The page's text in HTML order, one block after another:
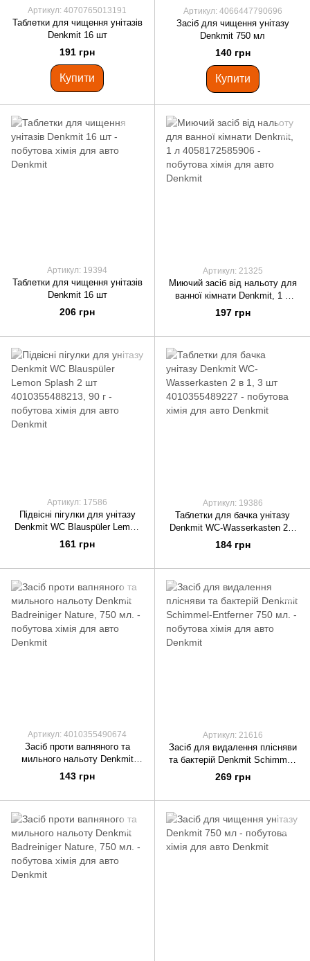
Артикул: 4070765013191
Таблетки для чищення унітазів
Denkmit 16 шт
191 грн
Купити
Артикул: 4066447790696
Засіб для чищення унітазу
Denkmit 750 мл
140 грн
Купити
Артикул: 19394
Таблетки для чищення унітазів
Denkmit 16 шт
206 грн
Артикул: 21325
Миючий засіб від нальоту для
ванної кімнати Denkmit, 1 л
4058172585906
197 грн
Артикул: 17586
Підвісні пігулки для унітазу
Denkmit WC Blauspüler Lemon
Splash 2 шт 4010355488213, 90
161 грн
Артикул: 19386
Таблетки для бачка унітазу
Denkmit WC-Wasserkasten 2 в
1, 3 шт 4010355489227
184 грн
Артикул: 4010355490674
Засіб проти вапняного та
мильного нальоту Denkmit
Badreiniger Nature, 750 мл.
143 грн
Артикул: 21616
Засіб для видалення плісняви
та бактерій Denkmit Schimmel-
Entferner 750 мл.
269 грн